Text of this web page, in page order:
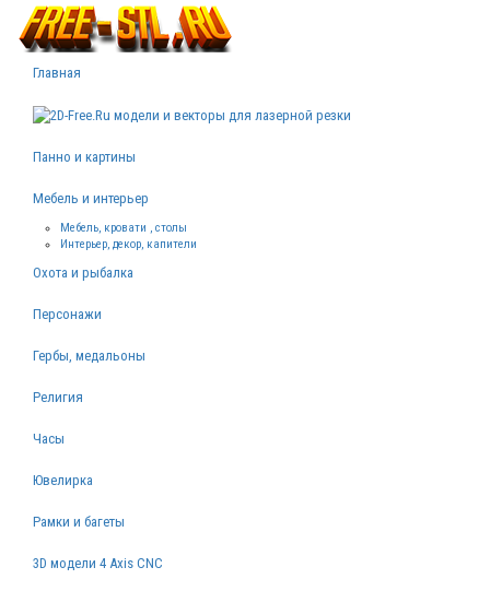
Главная
Панно и картины
Мебель и интерьер
Мебель, кровати , столы
Интерьер, декор, капители
Охота и рыбалка
Персонажи
Гербы, медальоны
Религия
Часы
Ювелирка
Рамки и багеты
3D модели 4 Axis CNC